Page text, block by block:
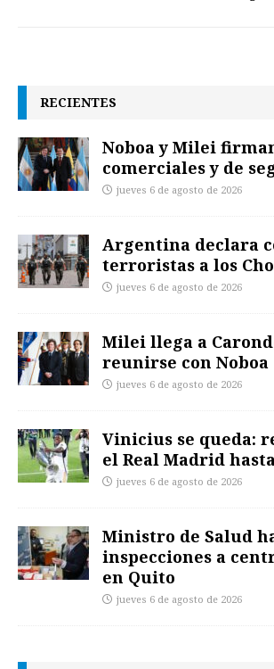
RECIENTES
Noboa y Milei
comerciales y de
jueves 6 de agosto de 2026
Argentina declara
terroristas a los
jueves 6 de agosto de 2026
Milei llega a
reunirse con Noboa
jueves 6 de agosto de 2026
Vinicius se queda:
el Real Madrid
jueves 6 de agosto de 2026
Ministro de Salud
inspecciones a
en Quito
jueves 6 de agosto de 2026